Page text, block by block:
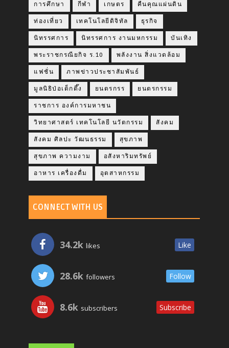
การศึกษา กีฬา เกษตร คืนคุณแผ่นดิน
ท่องเที่ยว เทคโนโลยีดิจิทัล ธุรกิจ
นิทรรศการ นิทรรศการ งานมหกรรม บันเทิง
พระราชกรณียกิจ ร.10 พลังงาน สิ่งแวดล้อม
แฟชั่น ภาพข่าวประชาสัมพันธ์
มูลนิธิป่อเต็กตึ๊ง ยนตรกรร ยนตรกรรม
ราชการ องค์การมหาชน
วิทยาศาสตร์ เทคโนโลยี นวัตกรรม สังคม
สังคม ศิลปะ วัฒนธรรม สุขภาพ
สุขภาพ ความงาม อสังหาริมทรัพย์
อาหาร เครื่องดื่ม อุตสาหกรรม
CONNECT WITH US
34.2k likes Like
28.6k followers Follow
8.6k subscribers Subscribe